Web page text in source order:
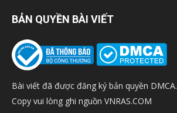
BẢN QUYỀN BÀI VIẾT
Bài viết đã được đăng ký bản quyền DMCA.
Copy vui lòng ghi nguồn VNRAS.COM